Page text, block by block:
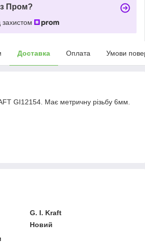
Пром?
Доставка Оплата Умови
GI12154. Має метричну різьбу 6мм.
G. I. Kraft
Новий